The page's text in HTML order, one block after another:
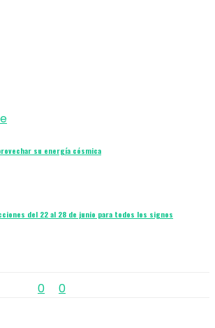
su energía cósmica
del 22 al 28 de junio para todos los signos
0
0